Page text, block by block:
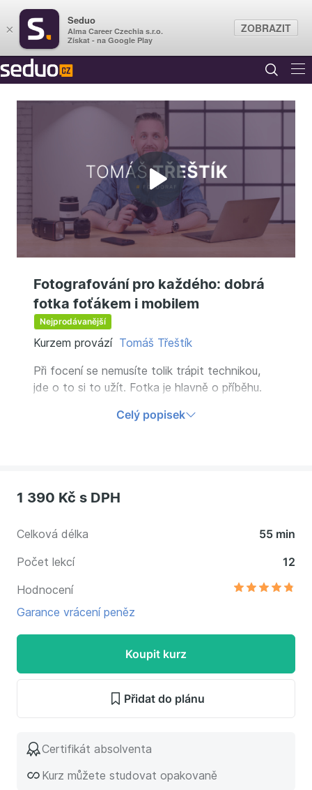
Přehrát
video
Fotografování pro každého: dobrá
fotka foťákem i mobilem
Nejprodávanější
Kurzem provází Tomáš Třeštík
Při focení se nemusíte tolik trápit technikou,
jde o to si to užít. Fotka je hlavně o příběhu.
klíčové postupy při focení a tipy, jak na dobrou
Celý popisek
1 390 Kč s DPH
Celková délka
55 min
Počet lekcí
12
Hodnocení
Garance vrácení peněz
Koupit kurz
Přidat do plánu
Certifikát absolventa
Kurz můžete studovat opakovaně
×
Seduo
Alma Career Czechia s.r.o.
Získat - na Google Play
ZOBRAZIT